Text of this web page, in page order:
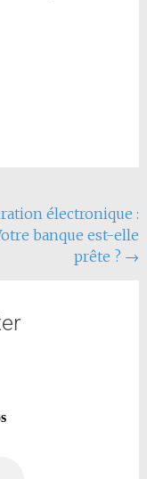
électronique :
banque est-elle
prête ? →